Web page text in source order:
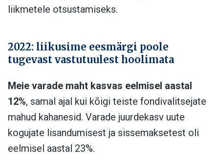
liikmetele otsustamiseks.
2022: liikusime eesmärgi poole
tugevast vastutuulest hoolimata
Meie varade maht kasvas eelmisel aastal
12%, samal ajal kui kõigi teiste fondivalitsejate
mahud kahanesid. Varade juurdekasv uute
kogujate lisandumisest ja sissemaksetest oli
eelmisel aastal 23%.